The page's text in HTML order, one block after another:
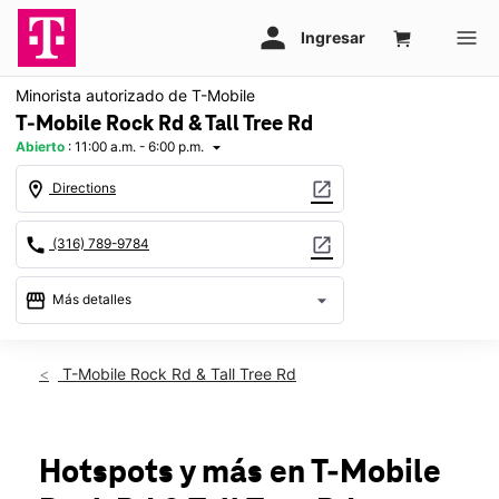
Minorista autorizado de T-Mobile
T-Mobile Rock Rd & Tall Tree Rd
Abierto : 11:00 a.m. - 6:00 p.m. arrow_drop_down
location_on Directions open_in_new
call (316) 789-9784 open_in_new
storefront Más detalles arrow_drop_down
Dom.:11:00 a.m. a 6:00 p.m.
Jue.:10:00 a.m. a 8:00 p.m.
Vie.:10:00 a.m. a 8:00 p.m.
T-Mobile Rock Rd & Tall Tree Rd
Hotspots y más en T-Mobile